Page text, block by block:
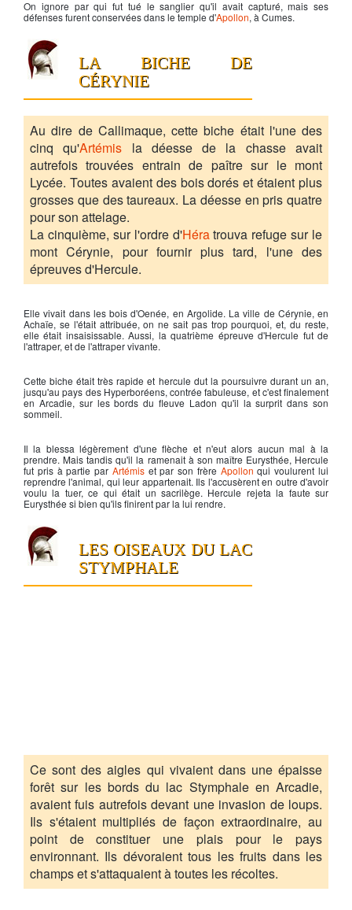
On ignore par qui fut tué le sanglier qu'il avait capturé, mais ses
défenses furent conservées dans le temple d'Apollon, à Cumes.
LA BICHE DE
CÉRYNIE
Au dire de Callimaque, cette biche était l'une des
cinq qu'Artémis la déesse de la chasse avait
autrefois trouvées entrain de paître sur le mont
Lycée. Toutes avaient des bois dorés et étaient plus
grosses que des taureaux. La déesse en pris quatre
pour son attelage.
La cinquième, sur l'ordre d'Hératrouva refuge sur le
mont Cérynie, pour fournir plus tard, l'une des
épreuves d'Hercule.
Elle vivait dans les bois d'Oenée, en Argolide. La ville de Cérynie, en
Achaïe, se l'était attribuée, on ne sait pas trop pourquoi, et, du reste,
elle était insaisissable. Aussi, la quatrième épreuve d'Hercule fut de
l'attraper, et de l'attraper vivante.
Cette biche était très rapide et hercule dut la poursuivre durant un an,
jusqu'au pays des Hyperboréens, contrée fabuleuse, et c'est finalement
en Arcadie, sur les bords du fleuve Ladon qu'il la surprit dans son
sommeil.
Il la blessa légèrement d'une flèche et n'eut alors aucun mal à la
prendre. Mais tandis qu'il la ramenait à son maître Eurysthée, Hercule
fut pris à partie par Artémiset par son frère Apollon qui voulurent lui
reprendre l'animal, qui leur appartenait. Ils l'accusèrent en outre d'avoir
voulu la tuer, ce qui était un sacrilège. Hercule rejeta la faute sur
Eurysthée si bien qu'ils finirent par la lui rendre.
LES OISEAUX DU LAC
STYMPHALE
Ce sont des aigles qui vivaient dans une épaisse
forêt sur les bords du lac Stymphale en Arcadie,
avaient fuis autrefois devant une invasion de loups.
Ils s'étaient multipliés de façon extraordinaire, au
point de constituer une plais pour le pays
environnant. Ils dévoraient tous les fruits dans les
champs et s'attaquaient à toutes les récoltes.